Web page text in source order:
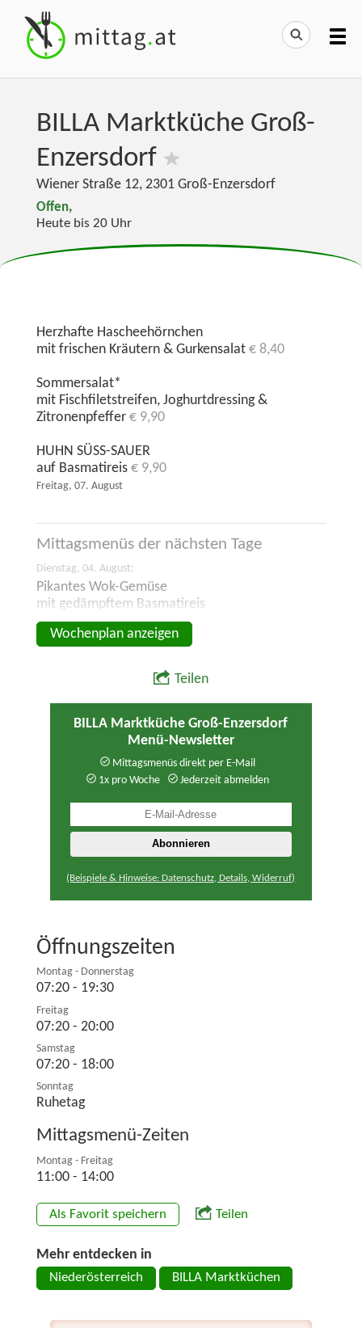
BILLA Marktküche Groß-
Enzersdorf
Wiener Straße 12, 2301 Groß-Enzersdorf
Offen,
Heute bis 20 Uhr
Herzhafte Hascheehörnchen
mit frischen Kräutern & Gurkensalat € 8,40
Sommersalat*
mit Fischfiletstreifen, Joghurtdressing &
Zitronenpfeffer € 9,90
HUHN SÜSS-SAUER
auf Basmatireis € 9,90
Freitag, 07. August
Mittagsmenüs der nächsten Tage
Dienstag, 04. August:
Pikantes Wok-Gemüse
mit gedämpftem Basmatireis
Wochenplan anzeigen
Teilen
BILLA Marktküche Groß-Enzersdorf
Menü-Newsletter
Mittagsmenüs direkt per E-Mail
1x pro Woche
Jederzeit abmelden
(Beispiele & Hinweise: Datenschutz, Details, Widerruf)
Öffnungszeiten
Montag - Donnerstag
07:20 - 19:30
Freitag
07:20 - 20:00
Samstag
07:20 - 18:00
Sonntag
Ruhetag
Mittagsmenü-Zeiten
Montag - Freitag
11:00 - 14:00
Als Favorit speichern Teilen
Mehr entdecken in
Niederösterreich BILLA Marktküchen